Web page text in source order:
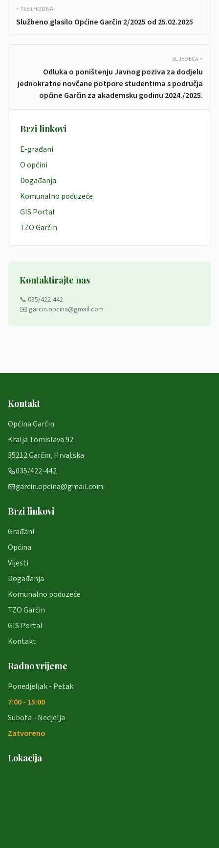
« PRETHODNA
Službeno glasilo Općine Garčin 2/2025 od 25.02.2025
SLJEDEĆA »
Odluka o poništenju Javnog poziva za dodjelu
jednokratne novčane potpore studentima s područja
općine Garčin za akademsku godinu 2024./2025.
Brzi linkovi
E-građani
O općini
Događanja
Komunalno poduzeće
GIS Portal
TZO Garčin
Kontaktirajte nas
📞 035/422-442
✉️ garcin.opcina@gmail.com
Kontakt
Općina Garčin
Kralja Tomislava 92
35212 Garčin, Hrvatska
035/422-442
garcin.opcina@gmail.com
Brzi linkovi
Građani
Općina
Vijesti
Događanja
Komunalno poduzeće
TZO Garčin
GIS Portal
Kontakt
Radno vrijeme
Ponedjeljak - Petak
7:00 - 15:00
Subota - Nedjelja
Zatvoreno
Lokacija